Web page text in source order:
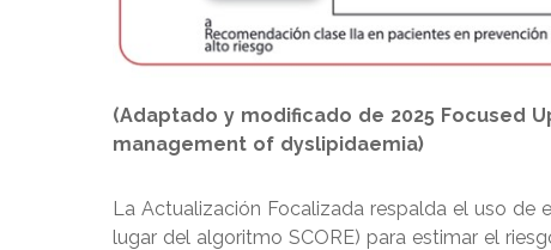
(Adaptado y modificado de 2025 Focused
management of dyslipidaemia)
La Actualización Focalizada respalda el uso de
lugar del algoritmo SCORE) para estimar el